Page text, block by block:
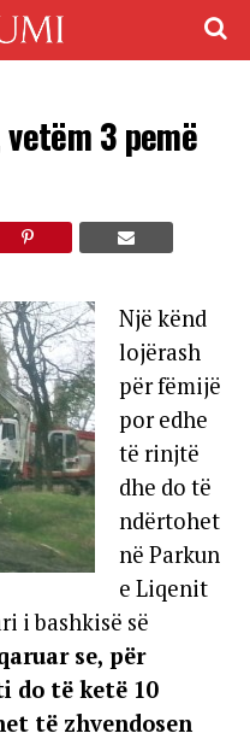
3 pemë
Një kënd
lojërash
për fëmijë
por edhe
të rinjtë
dhe do të
ndërtohet
në Parkun
e Liqenit
i bashkisë së
se, për
do të ketë 10
të zhvendosen